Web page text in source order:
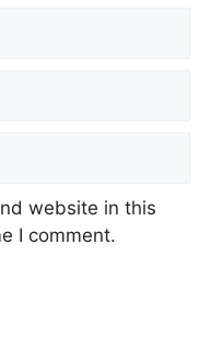
website in this
I comment.